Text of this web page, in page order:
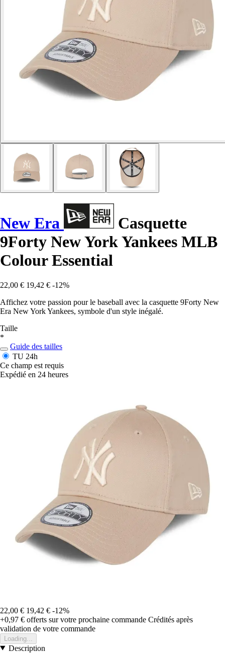
New Era
Casquette
9Forty New York Yankees MLB
Colour Essential
22,00 € 19,42 € -12%
Affichez votre passion pour le baseball avec la casquette 9Forty New
Era New York Yankees, symbole d'un style inégalé.
Taille
*
Guide des tailles
TU 24h
Ce champ est requis
Expédié en 24 heures
22,00 € 19,42 € -12%
+0,97 € offerts sur votre prochaine commande Crédités après
validation de votre commande
Loading...
Description